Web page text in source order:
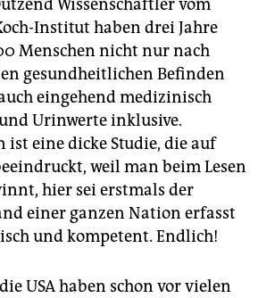
Wissenschaftler vom
Institut haben drei Jahre
Menschen nicht nur nach
gesundheitlichen Befinden
eingehend medizinisch
Urinwerte inklusive.
ist eine dicke Studie, die auf
weil man beim Lesen
hier sei erstmals der
einer ganzen Nation erfasst
und kompetent. Endlich!
USA haben schon vor vielen